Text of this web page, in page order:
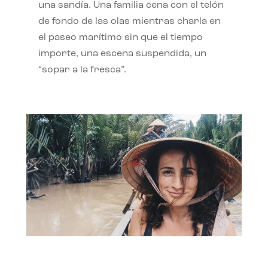
una sandía. Una familia cena con el telón
de fondo de las olas mientras charla en
el paseo marítimo sin que el tiempo
importe, una escena suspendida, un
“sopar a la fresca”.